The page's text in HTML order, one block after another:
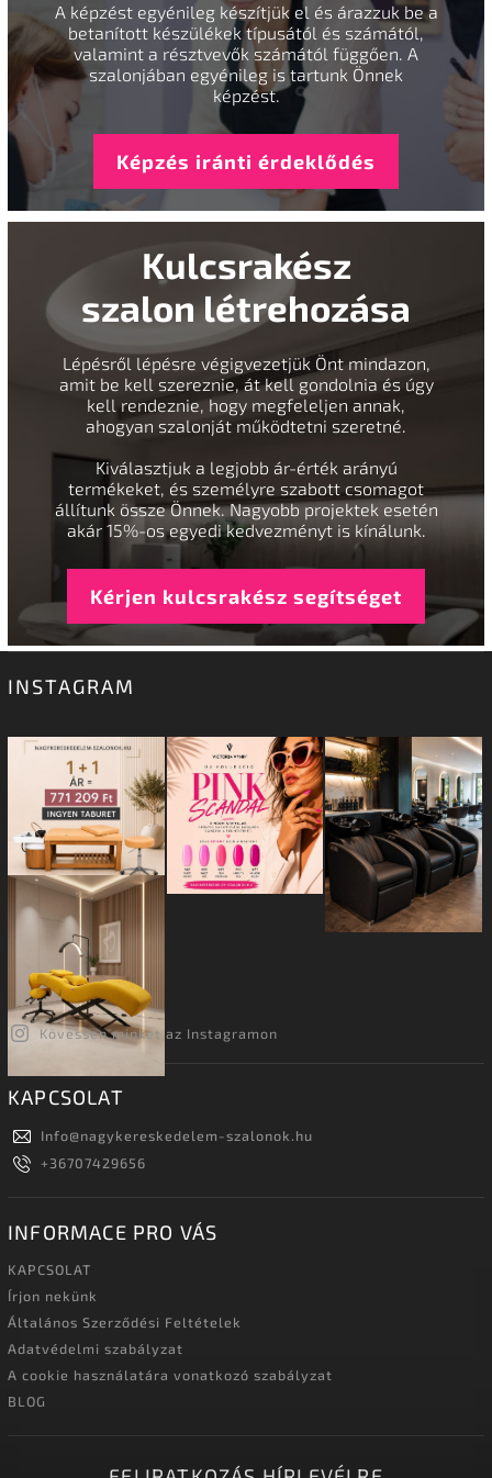
A képzést egyénileg készítjük el és árazzuk be a
betanított készülékek típusától és számától,
valamint a résztvevők számától függően. A
szalonjában egyénileg is tartunk Önnek
képzést.
Képzés iránti érdeklődés
Kulcsrakész
szalon létrehozása
Lépésről lépésre végigvezetjük Önt mindazon,
amit be kell szereznie, át kell gondolnia és úgy
kell rendeznie, hogy megfeleljen annak,
ahogyan szalonját működtetni szeretné.
Kiválasztjuk a legjobb ár-érték arányú
termékeket, és személyre szabott csomagot
állítunk össze Önnek. Nagyobb projektek esetén
akár 15%-os egyedi kedvezményt is kínálunk.
Kérjen kulcsrakész segítséget
INSTAGRAM
Kövessen minket az Instagramon
KAPCSOLAT
Info@nagykereskedelem-szalonok.hu
+36707429656
INFORMACE PRO VÁS
KAPCSOLAT
Írjon nekünk
Általános Szerződési Feltételek
Adatvédelmi szabályzat
A cookie használatára vonatkozó szabályzat
BLOG